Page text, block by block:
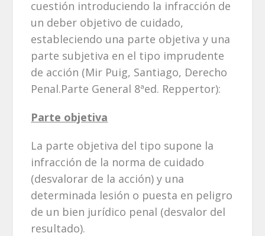
cuestión introduciendo la infracción de
un deber objetivo de cuidado,
estableciendo una parte objetiva y una
parte subjetiva en el tipo imprudente
de acción (Mir Puig, Santiago, Derecho
Penal.Parte General 8ªed. Reppertor):
Parte objetiva
La parte objetiva del tipo supone la
infracción de la norma de cuidado
(desvalorar de la acción) y una
determinada lesión o puesta en peligro
de un bien jurídico penal (desvalor del
resultado).